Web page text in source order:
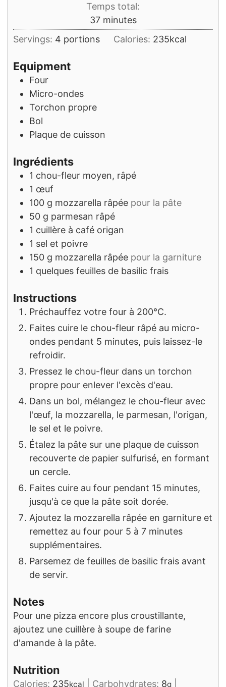
Temps total:
37minutes
minutes
Servings: 4 portions Calories: 235kcal
Equipment
Four
Micro-ondes
Torchon propre
Bol
Plaque de cuisson
Ingrédients
1 chou-fleur moyen, râpé
1 œuf
100 g mozzarella râpée pour la pâte
50 g parmesan râpé
1 cuillère à café origan
1 sel et poivre
150 g mozzarella râpée pour la garniture
1 quelques feuilles de basilic frais
Instructions
Préchauffez votre four à 200°C.
Faites cuire le chou-fleur râpé au micro-
ondes pendant 5 minutes, puis laissez-le
refroidir.
Pressez le chou-fleur dans un torchon
propre pour enlever l'excès d'eau.
Dans un bol, mélangez le chou-fleur avec
l'œuf, la mozzarella, le parmesan, l'origan,
le sel et le poivre.
Étalez la pâte sur une plaque de cuisson
recouverte de papier sulfurisé, en formant
un cercle.
Faites cuire au four pendant 15 minutes,
jusqu'à ce que la pâte soit dorée.
Ajoutez la mozzarella râpée en garniture et
remettez au four pour 5 à 7 minutes
supplémentaires.
Parsemez de feuilles de basilic frais avant
de servir.
Notes
Pour une pizza encore plus croustillante,
ajoutez une cuillère à soupe de farine
d'amande à la pâte.
Nutrition
Calories: 235kcal Carbohydrates: 8g